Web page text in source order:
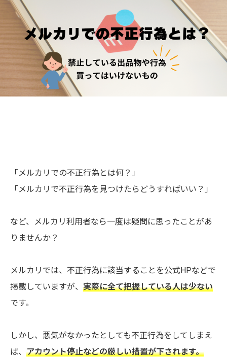
「メルカリでの不正行為とは何？」
「メルカリで不正行為を見つけたらどうすればいい？」
など、メルカリ利用者なら一度は疑問に思ったことがあ
りませんか？
メルカリでは、不正行為に該当することを公式HPなどで
掲載していますが、 実際に全て把握している人は少ない
です。
しかし、悪気がなかったとしても不正行為をしてしまえ
ば、 アカウント停止などの厳しい措置が下されます。